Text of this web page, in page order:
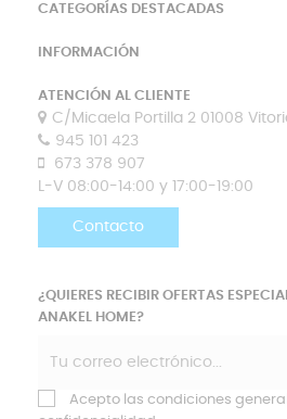
CATEGORÍAS DESTACADAS
INFORMACIÓN
ATENCIÓN AL CLIENTE
C/Micaela Portilla 2 01008
945 101 423
673 378 907
L-V 08:00-14:00 y 17:00-19:00
Contacto
¿QUIERES RECIBIR OFERTAS
ANAKEL HOME?
Acepto las condiciones